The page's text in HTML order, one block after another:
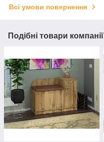
Всі умови повернення
Подібні товари компанії